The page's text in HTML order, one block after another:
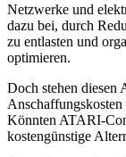
Netzwerke und
dazu bei, durch
zu entlasten und
optimieren.
Doch stehen diesen
Könnten ATARI-
kostengünstige